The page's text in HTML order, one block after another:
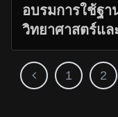
อบรมการใช้ฐ
วิทยาศาสตร์แล
1 2